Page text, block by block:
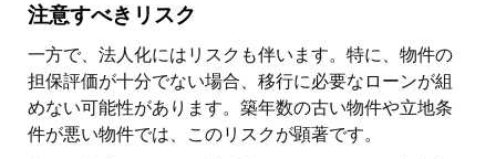
注意すべきリスク
一方で、法人化にはリスクも伴います。特に、物件の
担保評価が十分でない場合、移行に必要なローンが組
めない可能性があります。築年数の古い物件や立地条
件が悪い物件では、このリスクが顕著です。